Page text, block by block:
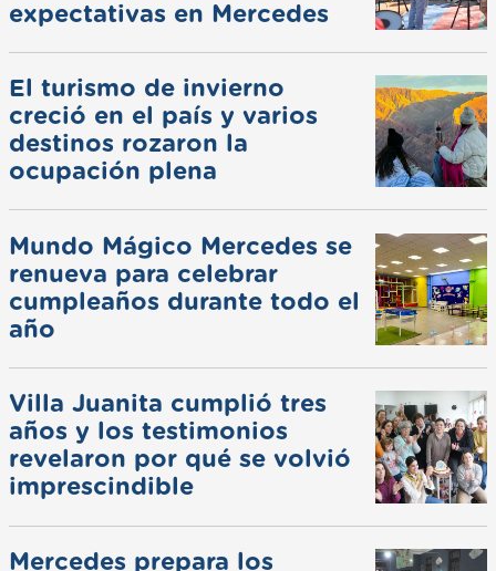
expectativas en Mercedes
El turismo de invierno
creció en el país y varios
destinos rozaron la
ocupación plena
Mundo Mágico Mercedes se
renueva para celebrar
cumpleaños durante todo el
año
Villa Juanita cumplió tres
años y los testimonios
revelaron por qué se volvió
imprescindible
Mercedes prepara los